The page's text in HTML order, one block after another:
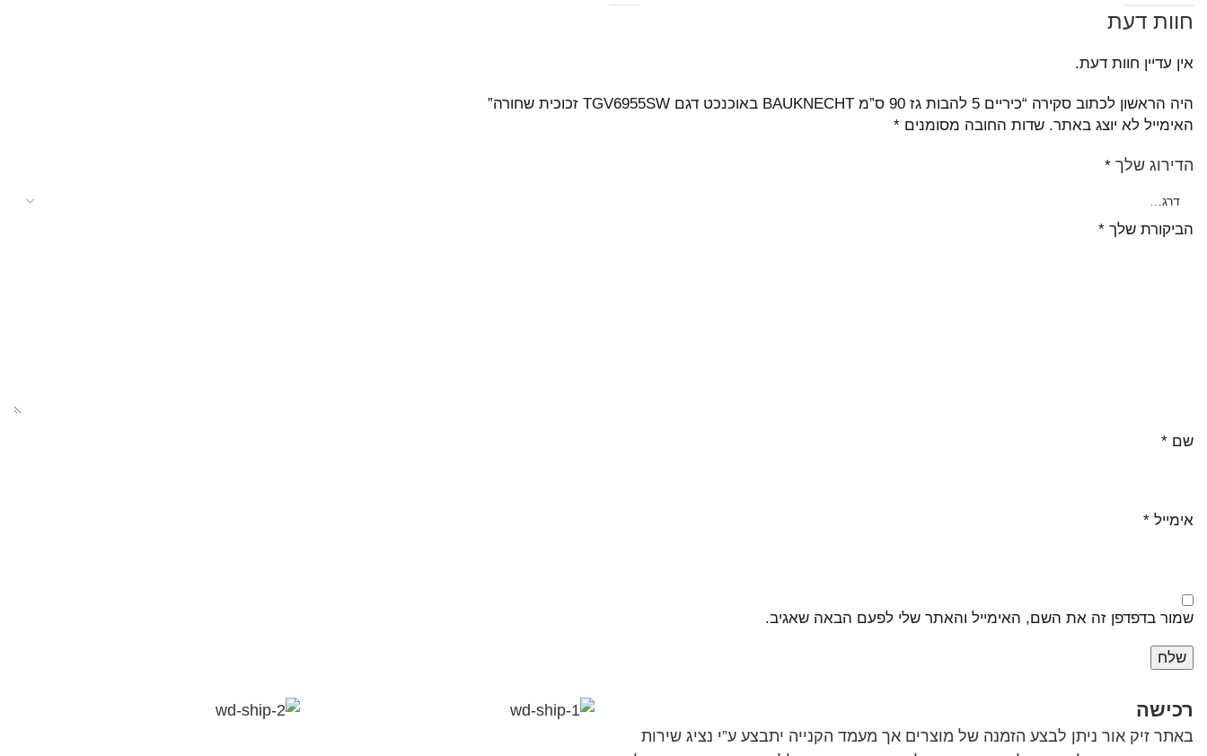
חוות דעת
אין עדיין חוות דעת.
היה הראשון לכתוב סקירה “כיריים 5 להבות גז 90 ס”מ BAUKNECHT באוכנכט דגם TGV6955SW זכוכית שחורה”
האימייל לא יוצג באתר. שדות החובה מסומנים *
הדירוג שלך *
הביקורת שלך *
שם *
אימייל *
שמור בדפדפן זה את השם, האימייל והאתר שלי לפעם הבאה שאגיב.
רכישה
באתר זיק אור ניתן לבצע הזמנה של מוצרים אך מעמד הקנייה יתבצע ע”י נציג שירות